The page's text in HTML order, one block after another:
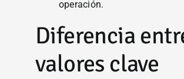
operación.
Diferencia
valores clave